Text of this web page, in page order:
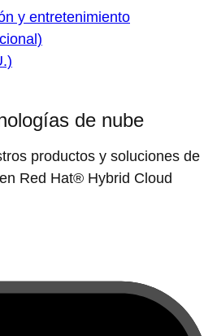
y entretenimiento
de nube
productos y soluciones de
Red Hat® Hybrid Cloud